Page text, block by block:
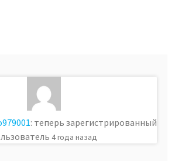
: теперь зарегистрированный
4 года назад